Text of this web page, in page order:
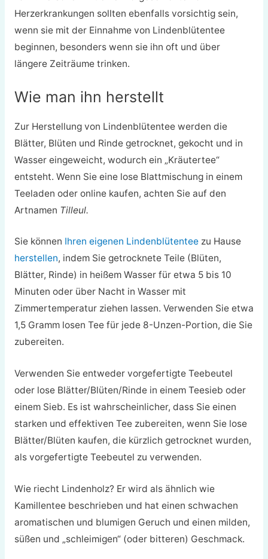
Herzerkrankungen sollten ebenfalls vorsichtig sein,
wenn sie mit der Einnahme von Lindenblütentee
beginnen, besonders wenn sie ihn oft und über
längere Zeiträume trinken.
Wie man ihn herstellt
Zur Herstellung von Lindenblütentee werden die
Blätter, Blüten und Rinde getrocknet, gekocht und in
Wasser eingeweicht, wodurch ein „Kräutertee“
entsteht. Wenn Sie eine lose Blattmischung in einem
Teeladen oder online kaufen, achten Sie auf den
Artnamen Tilleul.
Sie können Ihren eigenen Lindenblütenteezu Hause
herstellen, indem Sie getrocknete Teile (Blüten,
Blätter, Rinde) in heißem Wasser für etwa 5 bis 10
Minuten oder über Nacht in Wasser mit
Zimmertemperatur ziehen lassen. Verwenden Sie etwa
1,5 Gramm losen Tee für jede 8-Unzen-Portion, die Sie
zubereiten.
Verwenden Sie entweder vorgefertigte Teebeutel
oder lose Blätter/Blüten/Rinde in einem Teesieb oder
einem Sieb. Es ist wahrscheinlicher, dass Sie einen
starken und effektiven Tee zubereiten, wenn Sie lose
Blätter/Blüten kaufen, die kürzlich getrocknet wurden,
als vorgefertigte Teebeutel zu verwenden.
Wie riecht Lindenholz? Er wird als ähnlich wie
Kamillentee beschrieben und hat einen schwachen
aromatischen und blumigen Geruch und einen milden,
süßen und „schleimigen“ (oder bitteren) Geschmack.